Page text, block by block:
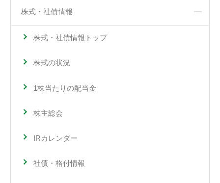
株式・社債情報
株式・社債情報トップ
株式の状況
1株当たりの配当金
株主総会
IRカレンダー
社債・格付情報